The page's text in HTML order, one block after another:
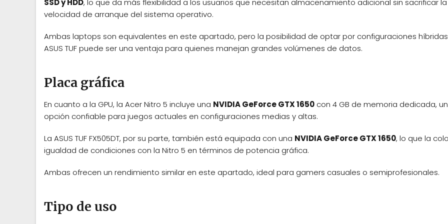
SSD y HDD, lo que da más flexibilidad a los usuarios que necesitan almacenamiento adicional sin sacrificar la
velocidad de arranque del sistema operativo.
Ambas laptops son equivalentes en este apartado, pero la posibilidad de optar por configuraciones
ASUS TUF puede ser una ventaja para quienes manejan grandes volúmenes de datos.
Placa gráfica
En cuanto a la GPU, la Acer Nitro 5 incluye una NVIDIA GeForce GTX 1650 con 4 GB de memoria dedicada,
opción confiable para juegos actuales en configuraciones medias y altas.
La ASUS TUF FX505DT, por su parte, también está equipada con una NVIDIA GeForce GTX 1650, lo que la
igualdad de condiciones con la Nitro 5 en términos de potencia gráfica.
Ambas ofrecen un rendimiento similar en este apartado, ideal para gamers casuales o semiprofesionales.
Tipo de uso